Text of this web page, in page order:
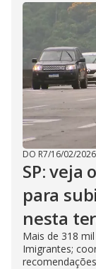
DO R7/16/02/2026
SP: veja
para
nesta
Mais de 318
Imigrantes;